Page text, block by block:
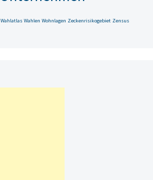
Wahlatlas Wahlen Wohnlagen Zeckenrisikogebiet Zensus